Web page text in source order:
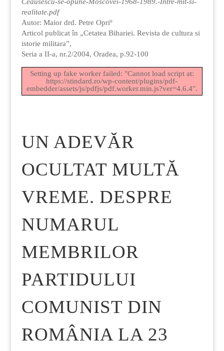
Ceausescu-se-opune-Moscovei-1968-1989.-Intre-mit-si-
realitate.pdf
Autor: Maior drd. Petre Opriº
Articol publicat în „Cetatea Bihariei. Revista de cultura si
istorie militara”,
Seria a II-a, nr.2/2004, Oradea, p.92-100
Setting up fake worker failed: "Cannot load script at:
https://stindard.ro/wp-content/plugins/pdf-
embedder/assets/js/pdfjs/pdf.worker.min.js?ver=4.6.4".
UN ADEVĂR
OCULTAT MULTĂ
VREME. DESPRE
NUMARUL
MEMBRILOR
PARTIDULUI
COMUNIST DIN
ROMÂNIA LA 23